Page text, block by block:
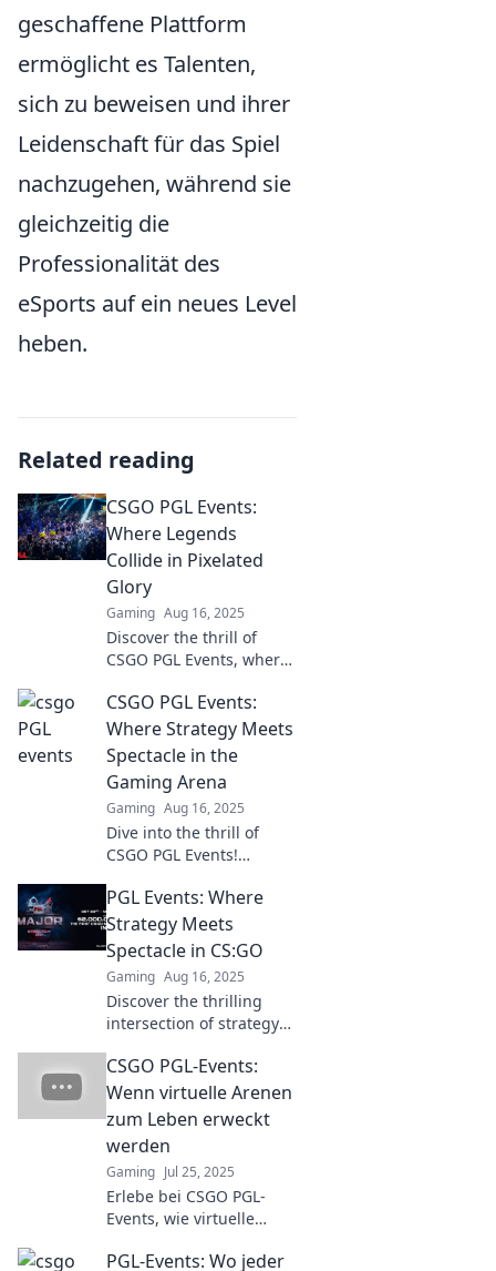
geschaffene Plattform
ermöglicht es Talenten,
sich zu beweisen und ihrer
Leidenschaft für das Spiel
nachzugehen, während sie
gleichzeitig die
Professionalität des
eSports auf ein neues Level
heben.
Related reading
CSGO PGL Events:
Where Legends
Collide in Pixelated
Glory
Gaming Aug 16, 2025
Discover the thrill of
CSGO PGL Events, where
epic battles. Join the
action and witness
pixelated glory!
CSGO PGL Events:
Where Strategy Meets
Spectacle in the
Gaming Arena
Gaming Aug 16, 2025
Dive into the thrill of
CSGO PGL Events!
and unforgettable
moments in the ultimate
gaming spectacle. Don't
miss out!
PGL Events: Where
Strategy Meets
Spectacle in CS:GO
Gaming Aug 16, 2025
Discover the thrilling
intersection of strategy
Events in CS:GO. Uncover
epic gameplay and
unforgettable moments!
CSGO PGL-Events:
Wenn virtuelle Arenen
zum Leben erweckt
werden
Gaming Jul 25, 2025
Erlebe bei CSGO PGL-
Events, wie virtuelle
Drama und spannende
PGL-Events: Wo jeder